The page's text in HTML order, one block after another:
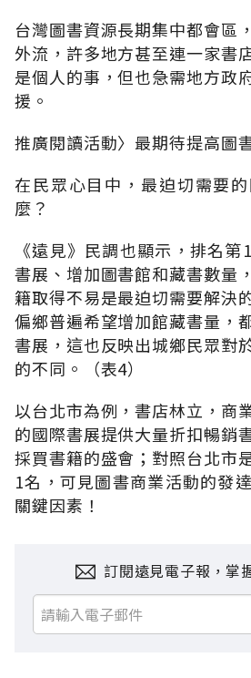
台灣圖書資源長期集中都會區
外流，許多地方甚至連一家書
是個人的事，但也急需地方政
援。
推廣閱讀活動〉最期待提高圖
在民眾心目中，最迫切需要
麼？
《遠見》民調也顯示，排名
書展、增加圖書館和藏書數量
籍取得不易是最迫切需要解決
偏鄉普遍希望增加館藏書量，
書展，這也反映出城鄉民眾對
的不同。（表4）
以台北市為例，書店林立，商
的國際書展提供大量折扣暢銷
採買書籍的盛會；對照台北市
1名，可見圖書商業活動的發
關鍵因素！
訂閱遠見電子報，掌